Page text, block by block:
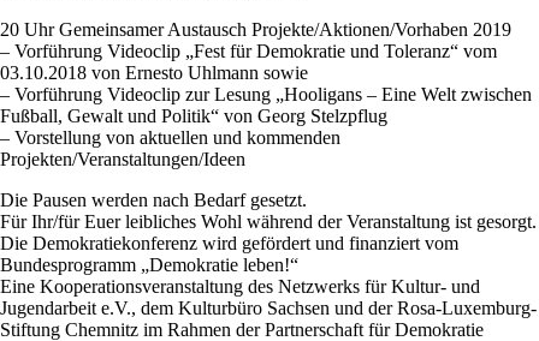
20 Uhr Gemeinsamer Austausch Projekte/Aktionen/Vorhaben 2019
– Vorführung Videoclip „Fest für Demokratie und Toleranz“ vom
03.10.2018 von Ernesto Uhlmann sowie
– Vorführung Videoclip zur Lesung „Hooligans – Eine Welt zwischen
Fußball, Gewalt und Politik“ von Georg Stelzpflug
– Vorstellung von aktuellen und kommenden
Projekten/Veranstaltungen/Ideen
Die Pausen werden nach Bedarf gesetzt.
Für Ihr/für Euer leibliches Wohl während der Veranstaltung ist gesorgt.
Die Demokratiekonferenz wird gefördert und finanziert vom
Bundesprogramm „Demokratie leben!“
Eine Kooperationsveranstaltung des Netzwerks für Kultur- und
Jugendarbeit e.V., dem Kulturbüro Sachsen und der Rosa-Luxemburg-
Stiftung Chemnitz im Rahmen der Partnerschaft für Demokratie